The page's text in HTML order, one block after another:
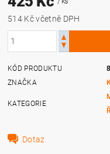
514 Kč včetně DPH
KÓD PRODUKTU
ZNAČKA
KATEGORIE
Dotaz